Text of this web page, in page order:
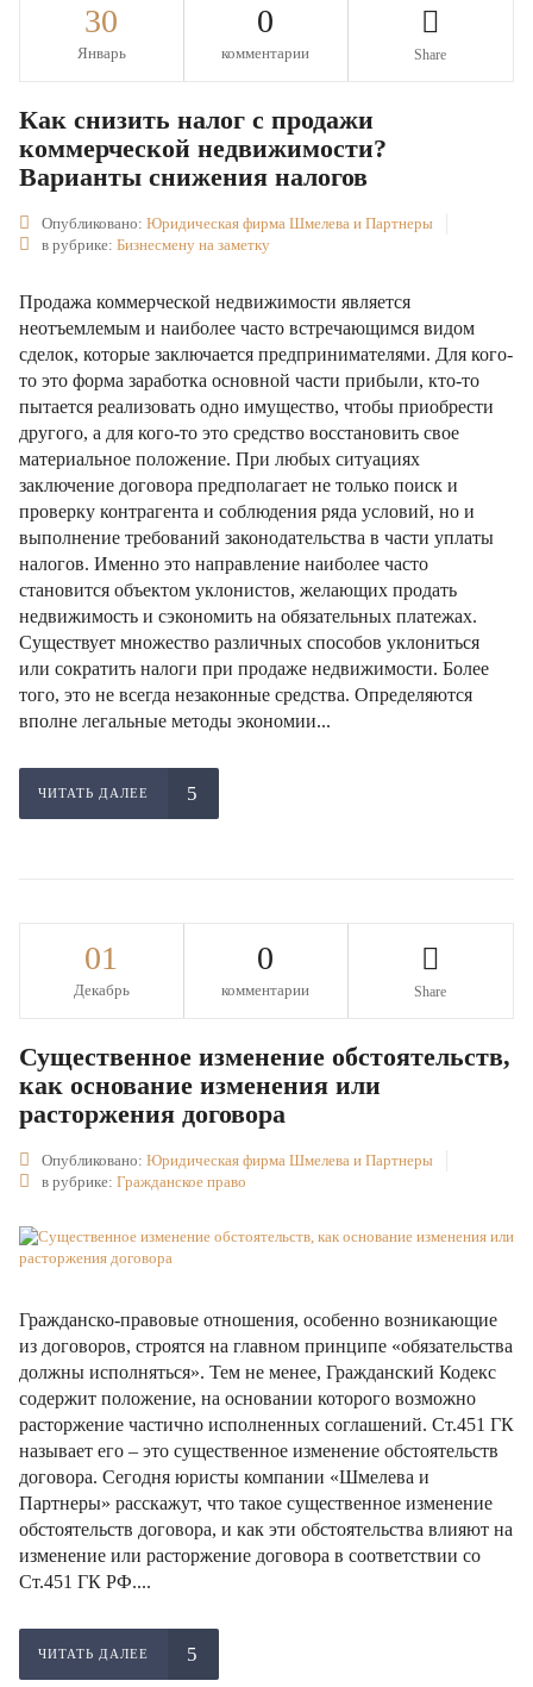
30
Январь
0
комментарии Share
Как снизить налог с продажи
коммерческой недвижимости?
Варианты снижения налогов
Опубликовано: Юридическая фирма Шмелева и Партнеры
в рубрике: Бизнесмену на заметку
Продажа коммерческой недвижимости является
неотъемлемым и наиболее часто встречающимся видом
сделок, которые заключается предпринимателями. Для кого-
то это форма заработка основной части прибыли, кто-то
пытается реализовать одно имущество, чтобы приобрести
другого, а для кого-то это средство восстановить свое
материальное положение. При любых ситуациях
заключение договора предполагает не только поиск и
проверку контрагента и соблюдения ряда условий, но и
выполнение требований законодательства в части уплаты
налогов. Именно это направление наиболее часто
становится объектом уклонистов, желающих продать
недвижимость и сэкономить на обязательных платежах.
Существует множество различных способов уклониться
или сократить налоги при продаже недвижимости. Более
того, это не всегда незаконные средства. Определяются
вполне легальные методы экономии...
ЧИТАТЬ ДАЛЕЕ
01
Декабрь
0
комментарии Share
Существенное изменение обстоятельств,
как основание изменения или
расторжения договора
Опубликовано: Юридическая фирма Шмелева и Партнеры
в рубрике: Гражданское право
Гражданско-правовые отношения, особенно возникающие
из договоров, строятся на главном принципе «обязательства
должны исполняться». Тем не менее, Гражданский Кодекс
содержит положение, на основании которого возможно
расторжение частично исполненных соглашений. Ст.451 ГК
называет его – это существенное изменение обстоятельств
договора. Сегодня юристы компании «Шмелева и
Партнеры» расскажут, что такое существенное изменение
обстоятельств договора, и как эти обстоятельства влияют на
изменение или расторжение договора в соответствии со
Ст.451 ГК РФ....
ЧИТАТЬ ДАЛЕЕ